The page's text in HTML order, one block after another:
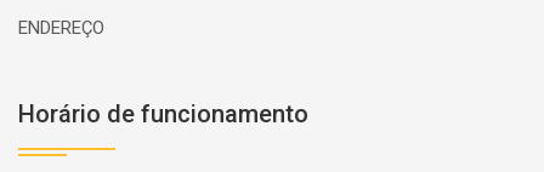
ENDEREÇO
Horário de funcionamento